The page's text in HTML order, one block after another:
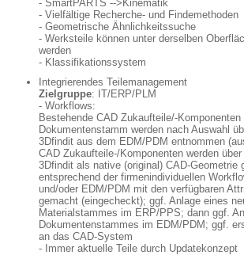
- SmartPARTS -->Kinematik
- Vielfältige Recherche- und Findemethoden
- Geometrische Ähnlichkeitssuche
- Werksteile können unter derselben
werden
- Klassifikationssystem
Integrierendes Teilemanagement
Zielgruppe: IT/ERP/PLM
- Workflows:
Bestehende CAD Zukaufteile/-
Dokumentenstamm werden nach Auswahl
3Dfindit aus dem EDM/PDM entnommen
CAD Zukaufteile-/Komponenten werden
3Dfindit als native (original) CAD-Geometrie
entsprechend der firmenindividuellen
und/oder EDM/PDM mit den verfügbaren
gemacht (eingecheckt); ggf. Anlage eines
Materialstammes im ERP/PPS; dann ggf.
Dokumentenstammes im EDM/PDM; ggf.
an das CAD-System
- Immer aktuelle Teile durch Updatekonzept